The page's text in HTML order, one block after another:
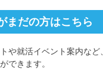
まだの方はこちら
や就活イベント案内など
できます。